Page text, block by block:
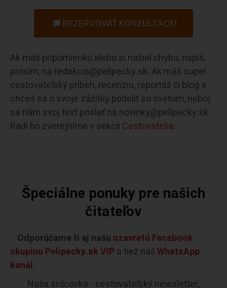
REZERVOVAŤ KONZULTÁCIU
Ak máš pripomienku alebo si našiel chybu, napíš,
prosím, na redakcia@pelipecky.sk. Ak máš super
cestovateľský príbeh, recenziu, reportáž či blog a
chceš sa o svoje zážitky podeliť so svetom, neboj
sa nám svoj text poslať na novinky@pelipecky.sk.
Radi ho zverejníme v sekcii Cestovatelia.
Špeciálne ponuky pre našich
čitateľov
Odporúčame ti aj našu uzavretú Facebook
skupinu Pelipecky.sk VIP a tiež nášWhatsApp
kanál.
Naša srdcovka - cestovateľský newsletter,